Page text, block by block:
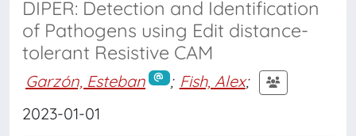
DIPER: Detection and Identification
of Pathogens using Edit distance-
tolerant Resistive CAM
Garzón, Esteban ; Fish, Alex;
2023-01-01